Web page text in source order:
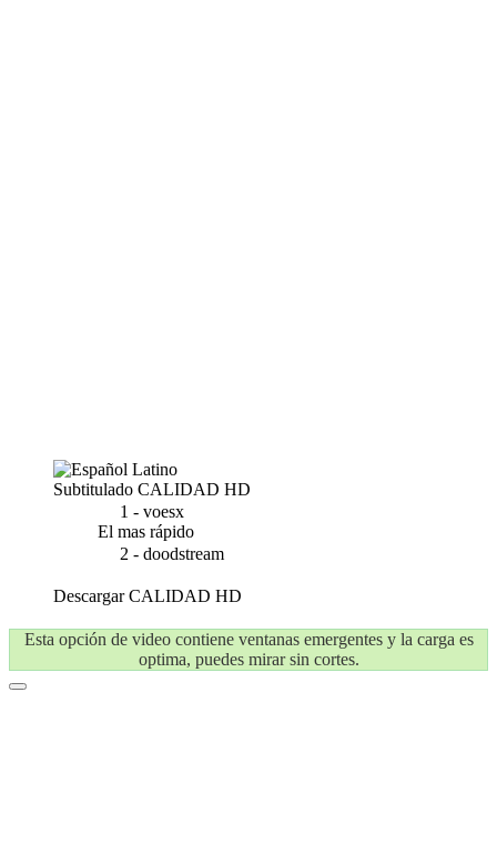
Subtitulado CALIDAD HD
1 - voesx
El mas rápido
2 - doodstream
DescargarCALIDAD HD
Esta opción de video contiene ventanas emergentes y la carga es
optima, puedes mirar sin cortes.